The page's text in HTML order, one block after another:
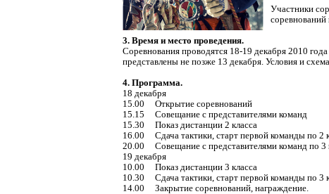
Участники
соревнований
3. Время и место проведения.
Соревнования проводятся 18-19 декабря 2010
представлены не позже 13 декабря. Условия и
4. Программа.
18 декабря
15.00 Открытие соревнований
15.15 Совещание с представителями команд
15.30 Показ дистанции 2 класса
16.00 Сдача тактики, старт первой команды по 2
20.00 Совещание с представителями команд по 3
19 декабря
10.00 Показ дистанции 3 класса
10.30 Сдача тактики, старт первой команды по 3
14.00 Закрытие соревнований, награждение.